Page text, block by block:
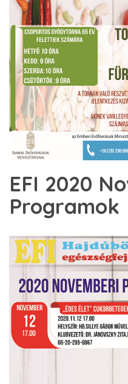
EFI 2020
Programok